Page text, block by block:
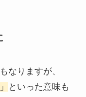
なりますが、
といった意味も